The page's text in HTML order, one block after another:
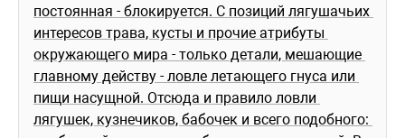
постоянная - блокируется. С позиций лягушачьих
интересов трава, кусты и прочие атрибуты
окружающего мира - только детали, мешающие
главному действу - ловле летающего гнуса или
пищи насущной. Отсюда и правило ловли
лягушек, кузнечиков, бабочек и всего подобного: